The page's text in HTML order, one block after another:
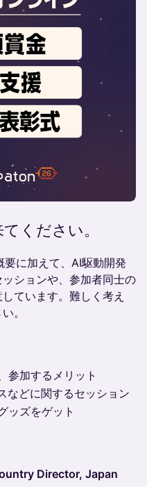
ください。
に加えて、AI駆動開発
ションや、参加者同士の
ています。難しく考え
。
参加するメリット
などに関するセッション
ッズをゲット
Director, Japan